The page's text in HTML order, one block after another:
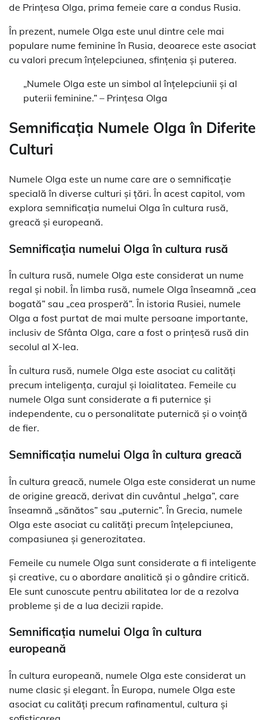
de Prințesa Olga, prima femeie care a condus Rusia.
În prezent, numele Olga este unul dintre cele mai
populare nume feminine în Rusia, deoarece este asociat
cu valori precum înțelepciunea, sfințenia și puterea.
„Numele Olga este un simbol al înțelepciunii și al
puterii feminine.” – Prințesa Olga
Semnificația Numele Olga în Diferite
Culturi
Numele Olga este un nume care are o semnificație
specială în diverse culturi și țări. În acest capitol, vom
explora semnificația numelui Olga în cultura rusă,
greacă și europeană.
Semnificația numelui Olga în cultura rusă
În cultura rusă, numele Olga este considerat un nume
regal și nobil. În limba rusă, numele Olga înseamnă „cea
bogată” sau „cea prosperă”. În istoria Rusiei, numele
Olga a fost purtat de mai multe persoane importante,
inclusiv de Sfânta Olga, care a fost o prințesă rusă din
secolul al X-lea.
În cultura rusă, numele Olga este asociat cu calități
precum inteligența, curajul și loialitatea. Femeile cu
numele Olga sunt considerate a fi puternice și
independente, cu o personalitate puternică și o voință
de fier.
Semnificația numelui Olga în cultura greacă
În cultura greacă, numele Olga este considerat un nume
de origine greacă, derivat din cuvântul „helga”, care
înseamnă „sănătos” sau „puternic”. În Grecia, numele
Olga este asociat cu calități precum înțelepciunea,
compasiunea și generozitatea.
Femeile cu numele Olga sunt considerate a fi inteligente
și creative, cu o abordare analitică și o gândire critică.
Ele sunt cunoscute pentru abilitatea lor de a rezolva
probleme și de a lua decizii rapide.
Semnificația numelui Olga în cultura
europeană
În cultura europeană, numele Olga este considerat un
nume clasic și elegant. În Europa, numele Olga este
asociat cu calități precum rafinamentul, cultura și